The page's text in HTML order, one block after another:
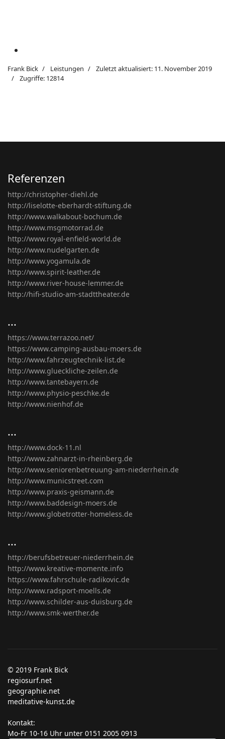
Frank Bick Leistungen
Zuletzt aktualisiert: 11. November 2019
Zugriffe: 12814
Referenzen
http://christopher-diehl.de
http://liselotte-eberhardt-stiftung.de
http://www.walkabout-bochum.de
http://www.msgmotorrad.de
http://www.royal-enfield-world.de
http://www.nudelgarten.de
http://www.yogamula.de
http://www.spirit-leather.de
http://www.river-house-lemmer.de
http://hifi-studio-am-stadttheater.de
...
https://www.terrazoo.net/
https://www.camping-ausbau-moers.de
http://www.fahrzeugtechnik-list.de
http://www.glueckliche-zeilen.de
http://www.tantebayern.de
http://www.physio-peschke.de
http://www.nienhof.de
...
http://www.dock-11.nl
http://www.zahnarzt-in-rheinberg.de
http://www.seniorenbetreuung-am-niederrhein.de
http://www.municstreet.com
http://www.praxis-geismann.de
http://www.baddesign-moers.de
http://www.globetrotter-homeless.de
...
http://berufsbetreuer-niederrhein.de
http://www.kreative-momente.info
https://www.fahrschule-radikovic.de
http://www.radsport-moells.de
http://www.schilder-aus-duisburg.de
http://www.smk-werther.de
© 2019 Frank Bick
regiosurf.net
geographie.net
meditative-kunst.de
Kontakt:
Mo-Fr 10-16 Uhr unter 0151 2005 0913